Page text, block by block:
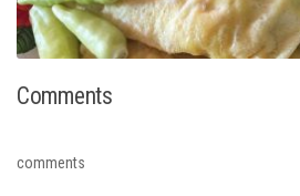
Comments
comments